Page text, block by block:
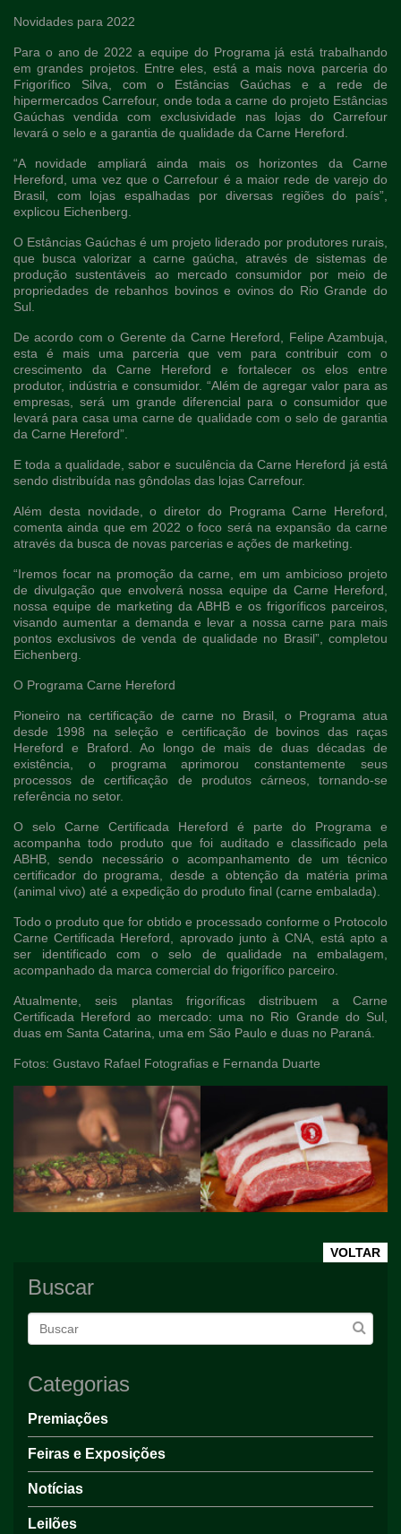
Novidades para 2022
Para o ano de 2022 a equipe do Programa já está trabalhando
em grandes projetos. Entre eles, está a mais nova parceria do
Frigorífico Silva, com o Estâncias Gaúchas e a rede de
hipermercados Carrefour, onde toda a carne do projeto Estâncias
Gaúchas vendida com exclusividade nas lojas do Carrefour
levará o selo e a garantia de qualidade da Carne Hereford.
“A novidade ampliará ainda mais os horizontes da Carne
Hereford, uma vez que o Carrefour é a maior rede de varejo do
Brasil, com lojas espalhadas por diversas regiões do país”,
explicou Eichenberg.
O Estâncias Gaúchas é um projeto liderado por produtores rurais,
que busca valorizar a carne gaúcha, através de sistemas de
produção sustentáveis ao mercado consumidor por meio de
propriedades de rebanhos bovinos e ovinos do Rio Grande do
Sul.
De acordo com o Gerente da Carne Hereford, Felipe Azambuja,
esta é mais uma parceria que vem para contribuir com o
crescimento da Carne Hereford e fortalecer os elos entre
produtor, indústria e consumidor. “Além de agregar valor para as
empresas, será um grande diferencial para o consumidor que
levará para casa uma carne de qualidade com o selo de garantia
da Carne Hereford”.
E toda a qualidade, sabor e suculência da Carne Hereford já está
sendo distribuída nas gôndolas das lojas Carrefour.
Além desta novidade, o diretor do Programa Carne Hereford,
comenta ainda que em 2022 o foco será na expansão da carne
através da busca de novas parcerias e ações de marketing.
“Iremos focar na promoção da carne, em um ambicioso projeto
de divulgação que envolverá nossa equipe da Carne Hereford,
nossa equipe de marketing da ABHB e os frigoríficos parceiros,
visando aumentar a demanda e levar a nossa carne para mais
pontos exclusivos de venda de qualidade no Brasil”, completou
Eichenberg.
O Programa Carne Hereford
Pioneiro na certificação de carne no Brasil, o Programa atua
desde 1998 na seleção e certificação de bovinos das raças
Hereford e Braford. Ao longo de mais de duas décadas de
existência, o programa aprimorou constantemente seus
processos de certificação de produtos cárneos, tornando-se
referência no setor.
O selo Carne Certificada Hereford é parte do Programa e
acompanha todo produto que foi auditado e classificado pela
ABHB, sendo necessário o acompanhamento de um técnico
certificador do programa, desde a obtenção da matéria prima
(animal vivo) até a expedição do produto final (carne embalada).
Todo o produto que for obtido e processado conforme o Protocolo
Carne Certificada Hereford, aprovado junto à CNA, está apto a
ser identificado com o selo de qualidade na embalagem,
acompanhado da marca comercial do frigorífico parceiro.
Atualmente, seis plantas frigoríficas distribuem a Carne
Certificada Hereford ao mercado: uma no Rio Grande do Sul,
duas em Santa Catarina, uma em São Paulo e duas no Paraná.
Fotos: Gustavo Rafael Fotografias e Fernanda Duarte
VOLTAR
Buscar
Categorias
Premiações
Feiras e Exposições
Notícias
Leilões